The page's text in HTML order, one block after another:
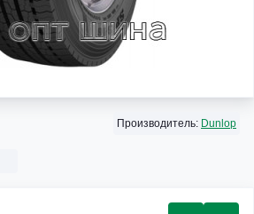
Производитель: Dunlop